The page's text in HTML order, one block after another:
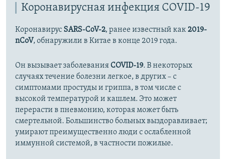
Коронавирусная инфекция COVID-19
Коронавирус SARS-CoV-2, ранее известный как2019-
nCoV, обнаружили в Китае в конце 2019 года.
Он вызывает заболеванияCOVID-19. В некоторых
случаях течение болезни легкое, в других – с
симптомами простуды и гриппа, в том числе с
высокой температурой и кашлем. Это может
перерасти в пневмонию, которая может быть
смертельной. Большинство больных выздоравливает;
умирают преимущественно люди с ослабленной
иммунной системой, в частности пожилые.